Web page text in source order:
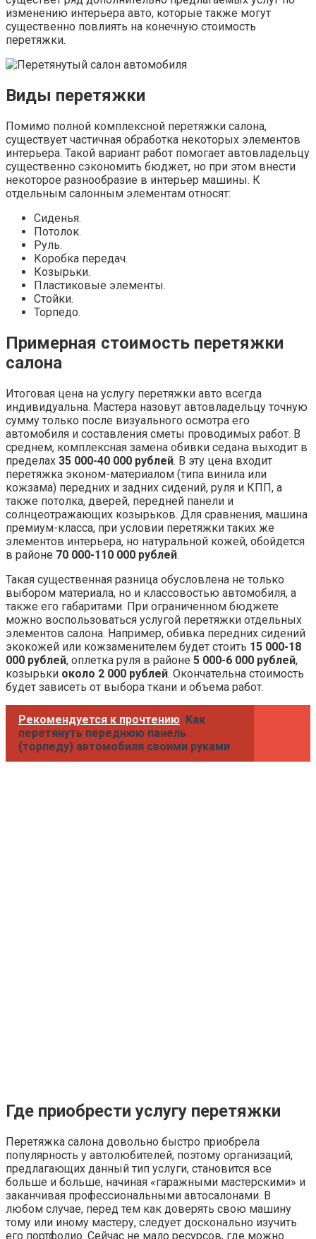
изменению интерьера авто, которые также могут
существенно повлиять на конечную стоимость
перетяжки.
Виды перетяжки
Помимо полной комплексной перетяжки салона,
существует частичная обработка некоторых элементов
интерьера. Такой вариант работ помогает автовладельцу
существенно сэкономить бюджет, но при этом внести
некоторое разнообразие в интерьер машины. К
отдельным салонным элементам относят:
Сиденья.
Потолок.
Руль.
Коробка передач.
Козырьки.
Пластиковые элементы.
Стойки.
Торпедо.
Примерная стоимость перетяжки
салона
Итоговая цена на услугу перетяжки авто всегда
индивидуальна. Мастера назовут автовладельцу точную
сумму только после визуального осмотра его
автомобиля и составления сметы проводимых работ. В
среднем, комплексная замена обивки седана выходит в
пределах 35 000-40 000 рублей. В эту цена входит
перетяжка эконом-материалом (типа винила или
кожзама) передних и задних сидений, руля и КПП, а
также потолка, дверей, передней панели и
солнцеотражающих козырьков. Для сравнения, машина
премиум-класса, при условии перетяжки таких же
элементов интерьера, но натуральной кожей, обойдется
в районе 70 000-110 000 рублей.
Такая существенная разница обусловлена не только
выбором материала, но и классовостью автомобиля, а
также его габаритами. При ограниченном бюджете
можно воспользоваться услугой перетяжки отдельных
элементов салона. Например, обивка передних сидений
экокожей или кожзаменителем будет стоить 15 000-18
000 рублей, оплетка руля в районе 5 000-6 000 рублей,
козырьки около 2 000 рублей. Окончательна стоимость
будет зависеть от выбора ткани и объема работ.
Рекомендуется к прочтению Как
перетянуть переднюю панель
(торпеду) автомобиля своими руками
калининград
Уважаемые клиенты, в связи с текущей обстановкой в
стране, цены указанные на материалы не
действительны, на работы цен не поднимали.
Узнать актуальную стоимость Вы можете у менеджера!
Кузовной цех